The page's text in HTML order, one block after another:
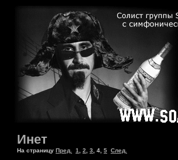
Инет
На страницу Пред. 1 2 3 4 5 След.